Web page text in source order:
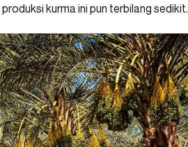
kurma ini pun terbilang sedikit.